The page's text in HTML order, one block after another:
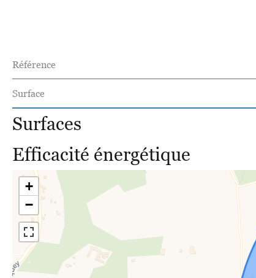
Référence
Surface
Surfaces
Efficacité énergétique
+
−